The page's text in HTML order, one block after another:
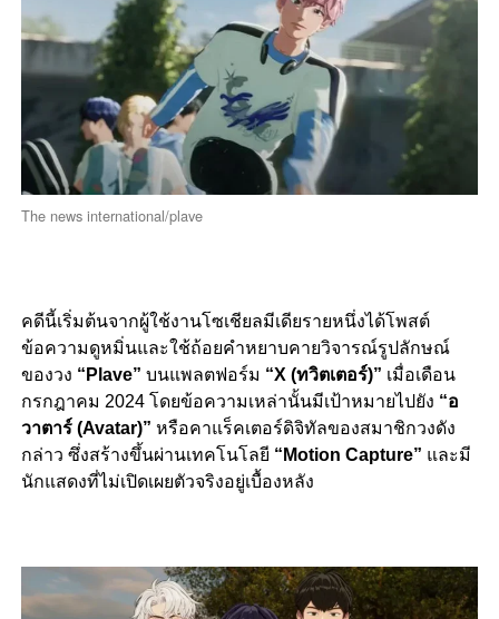
The news international/plave
คดีนี้เริ่มต้นจากผู้ใช้งานโซเชียลมีเดียรายหนึ่งได้โพสต์
ข้อความดูหมิ่นและใช้ถ้อยคำหยาบคายวิจารณ์รูปลักษณ์
ของวง “Plave” บนแพลตฟอร์ม “X (ทวิตเตอร์)” เมื่อเดือน
กรกฎาคม 2024 โดยข้อความเหล่านั้นมีเป้าหมายไปยัง “อ
วาตาร์ (Avatar)” หรือคาแร็คเตอร์ดิจิทัลของสมาชิกวงดัง
กล่าว ซึ่งสร้างขึ้นผ่านเทคโนโลยี “Motion Capture” และมี
นักแสดงที่ไม่เปิดเผยตัวจริงอยู่เบื้องหลัง